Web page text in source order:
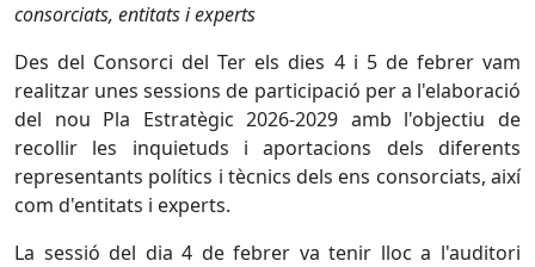
consorciats, entitats i experts
Des del Consorci del Ter els dies 4 i 5 de febrer vam
realitzar unes sessions de participació per a l'elaboració
del nou Pla Estratègic 2026-2029 amb l'objectiu de
recollir les inquietuds i aportacions dels diferents
representants polítics i tècnics dels ens consorciats, així
com d'entitats i experts.
La sessió del dia 4 de febrer va tenir lloc a l'auditori